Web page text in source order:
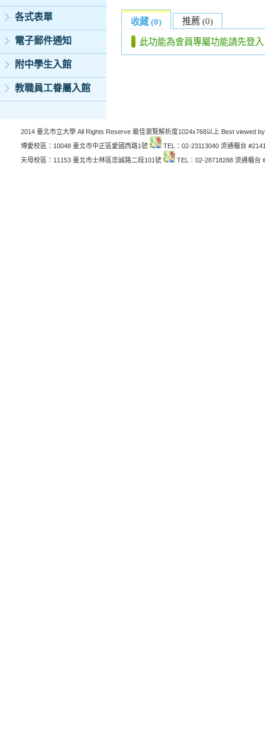
各式表單
電子郵件通知
附中學生入館
教職員工眷屬入館
收藏 (0) 推薦 (0)
此功能為會員專屬功能請先登入
2014 臺北市立大學 All Rights Reserve 最佳瀏覽解析度1024x768以上 Best viewed
博愛校區：10048 臺北市中正區愛國西路1號
TEL：02-23113040 流通櫃台
天母校區：11153 臺北市士林區忠誠路二段101號
TEL：02-28718288 流通櫃台